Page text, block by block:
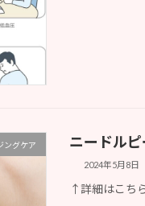
ングケア ニードル
2024年5月8日
↑詳細はこち